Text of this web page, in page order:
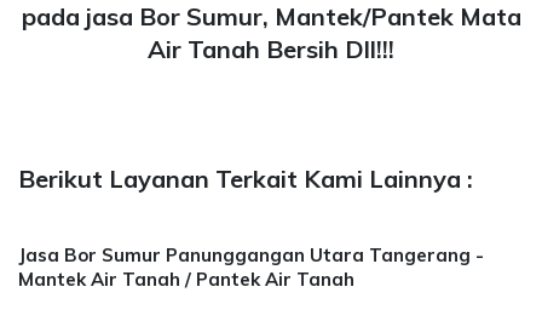
pada jasa Bor Sumur, Mantek/Pantek Mata
Air Tanah Bersih Dll!!!
Berikut Layanan Terkait Kami Lainnya :
Jasa Bor Sumur Panunggangan Utara Tangerang -
Mantek Air Tanah / Pantek Air Tanah